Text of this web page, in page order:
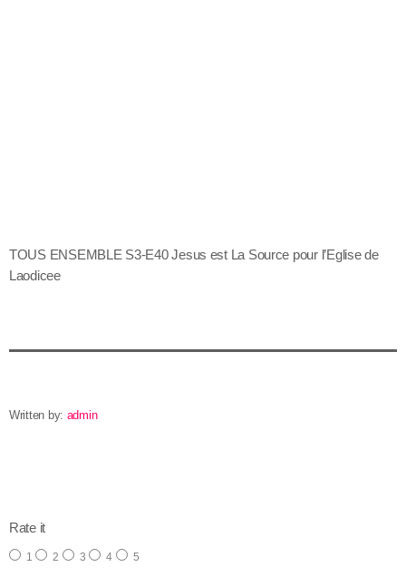
TOUS ENSEMBLE S3-E40 Jesus est La Source pour l’Eglise de
Laodicee
Written by: admin
Rate it
1 2 3 4 5